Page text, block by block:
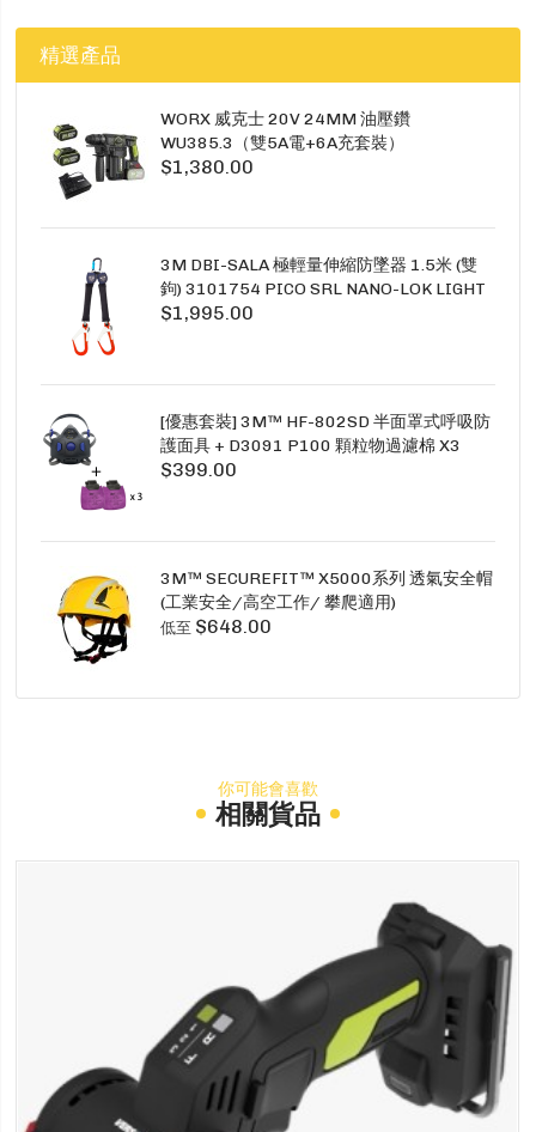
精選產品
WORX 威克士 20V 24MM 油壓鑽
WU385.3（雙5A電+6A充套裝）
$1,380.00
3M DBI-SALA 極輕量伸縮防墜器 1.5米 (雙
鉤) 3101754 PICO SRL NANO-LOK LIGHT
1.5M TWINS
$1,995.00
[優惠套裝] 3M™ HF-802SD 半面罩式呼吸防
護面具 + D3091 P100 顆粒物過濾棉 X3
SECURE CLICK HF-802SD HF-800SD 系列
$399.00
3M™ SECUREFIT™ X5000系列 透氣安全帽
(工業安全/高空工作/ 攀爬適用)
低至 $648.00
你可能會喜歡
相關貨品